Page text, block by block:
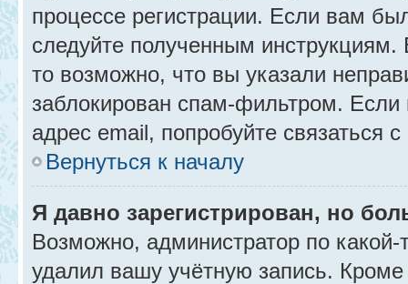
процессе регистрации. Если вам
следуйте полученным
то возможно, что вы указали
заблокирован спам-фильтром.
адрес email, попробуйте связаться
Вернуться к началу
Я давно зарегистрирован, но
Возможно, администратор по
удалил вашу учётную запись.